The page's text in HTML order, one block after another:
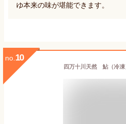
ゆ本来の味が堪能できます。
no. 10
四万十川天然 鮎（冷